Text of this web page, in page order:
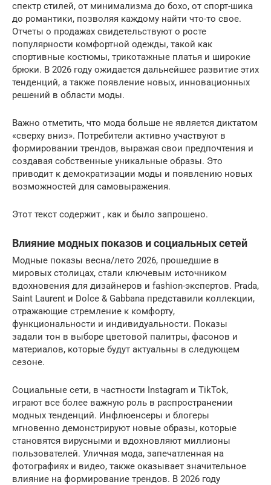
спектр стилей, от минимализма до бохо, от спорт-шика
до романтики, позволяя каждому найти что-то свое.
Отчеты о продажах свидетельствуют о росте
популярности комфортной одежды, такой как
спортивные костюмы, трикотажные платья и широкие
брюки. В 2026 году ожидается дальнейшее развитие этих
тенденций, а также появление новых, инновационных
решений в области моды.
Важно отметить, что мода больше не является диктатом
«сверху вниз». Потребители активно участвуют в
формировании трендов, выражая свои предпочтения и
создавая собственные уникальные образы. Это
приводит к демократизации моды и появлению новых
возможностей для самовыражения.
Этот текст содержит , как и было запрошено.
Влияние модных показов и социальных сетей
Модные показы весна/лето 2026, прошедшие в
мировых столицах, стали ключевым источником
вдохновения для дизайнеров и fashion-экспертов. Prada,
Saint Laurent и Dolce & Gabbana представили коллекции,
отражающие стремление к комфорту,
функциональности и индивидуальности. Показы
задали тон в выборе цветовой палитры, фасонов и
материалов, которые будут актуальны в следующем
сезоне.
Социальные сети, в частности Instagram и TikTok,
играют все более важную роль в распространении
модных тенденций. Инфлюенсеры и блогеры
мгновенно демонстрируют новые образы, которые
становятся вирусными и вдохновляют миллионы
пользователей. Уличная мода, запечатленная на
фотографиях и видео, также оказывает значительное
влияние на формирование трендов. В 2026 году